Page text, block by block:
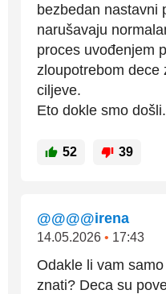
bezbedan nastavni
narušavaju
proces uvođenjem
zloupotrebom dece
ciljeve.
Eto dokle smo
52 39
@@@@irena
14.05.2026 • 17:43
Odakle li vam
znati? Deca su